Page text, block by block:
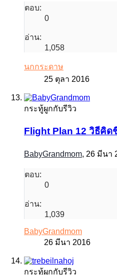
ตอบ:
0
อ่าน:
1,058
นกกระดาษ
25 ตุลา 2016
กระทู้ผูกกับรีวิว
Flight Plan 12 วิธีคิด
BabyGrandmom, 26 มีนา
ตอบ:
0
อ่าน:
1,039
BabyGrandmom
26 มีนา 2016
กระทู้ผูกกับรีวิว